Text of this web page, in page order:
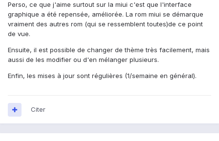
Perso, ce que j'aime surtout sur la miui c'est que l'interface
graphique a été repensée, améliorée. La rom miui se démarque
vraiment des autres rom (qui se ressemblent toutes)de ce point
de vue.
Ensuite, il est possible de changer de thème très facilement, mais
aussi de les modifier ou d'en mélanger plusieurs.
Enfin, les mises à jour sont régulières (1/semaine en général).
Citer